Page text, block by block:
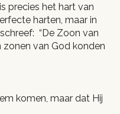
precies het hart van
harten, maar in
“De Zoon van
van God konden
komen, maar dat Hij